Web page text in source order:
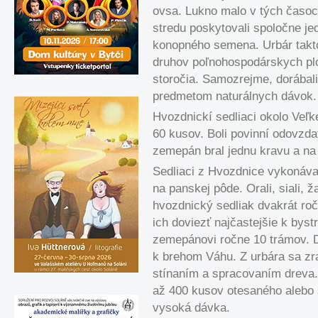
ovsa. Lukno malo v tých
stredu poskytovali spoločne
konopného semena. Urbár
druhov poľnohospodárskych
storočia. Samozrejme,
predmetom naturálnych dávok.
Hvozdnickí sedliaci okolo
60 kusov. Boli povinní
zemepán bral jednu kravu a
Sedliaci z Hvozdnice
na panskej pôde. Orali, siali,
hvozdnický sedliak dvakrát
ich doviezť najčastejšie k
zemepánovi ročne 10 trámov.
k brehom Váhu. Z urbára sa
stínaním a spracovaním
až 400 kusov otesaného
vysoká dávka.